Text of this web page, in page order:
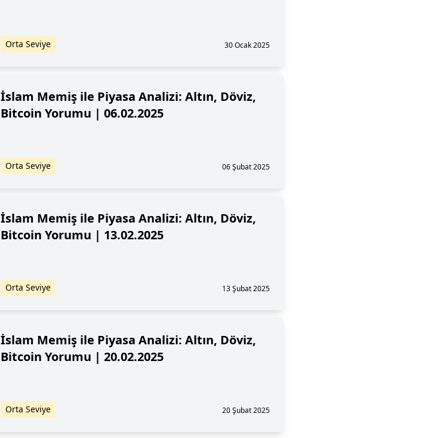
Orta Seviye 30 Ocak 2025
İslam Memiş ile Piyasa Analizi: Altın, Döviz,
Bitcoin Yorumu | 06.02.2025
Orta Seviye 06 Şubat 2025
İslam Memiş ile Piyasa Analizi: Altın, Döviz,
Bitcoin Yorumu | 13.02.2025
Orta Seviye 13 Şubat 2025
İslam Memiş ile Piyasa Analizi: Altın, Döviz,
Bitcoin Yorumu | 20.02.2025
Orta Seviye 20 Şubat 2025